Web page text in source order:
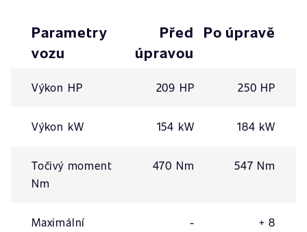
Parametry
vozu
Před
úpravou
Po úpravě
Výkon HP 209 HP 250 HP
Výkon kW 154 kW 184 kW
Točivý moment
Nm
470 Nm 547 Nm
Maximální
- + 8